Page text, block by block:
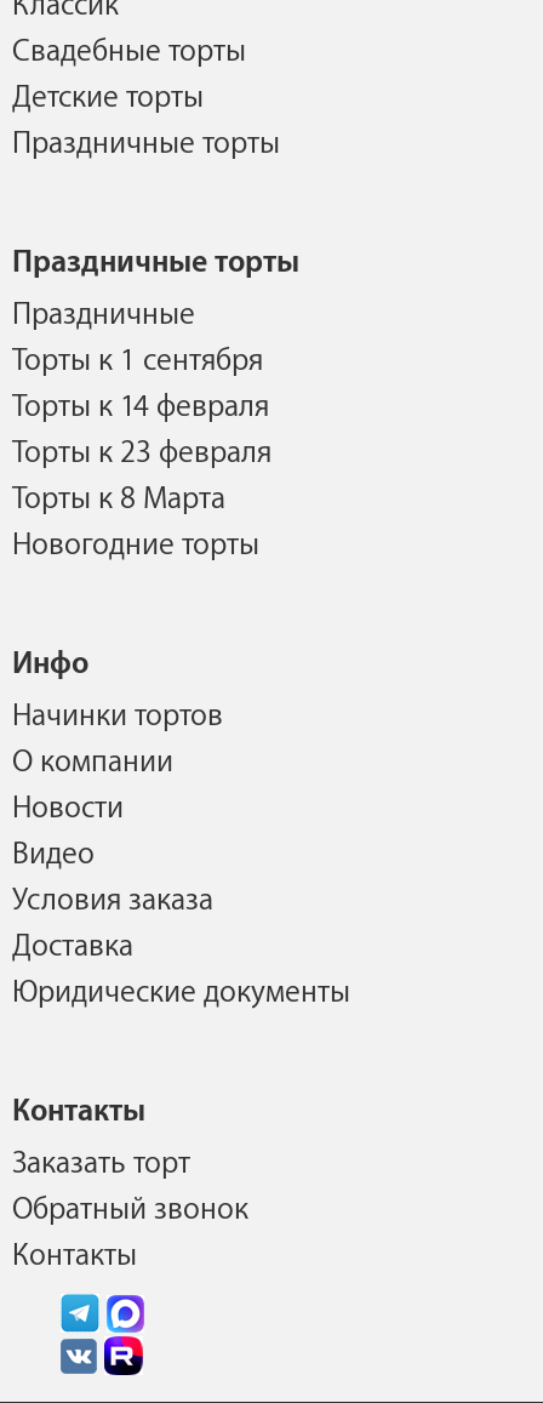
Свадебные торты
Детские торты
Праздничные торты
Праздничные торты
Праздничные
Торты к 1 сентября
Торты к 14 февраля
Торты к 23 февраля
Торты к 8 Марта
Новогодние торты
Инфо
Начинки тортов
О компании
Новости
Видео
Условия заказа
Доставка
Юридические документы
Контакты
Заказать торт
Обратный звонок
Контакты